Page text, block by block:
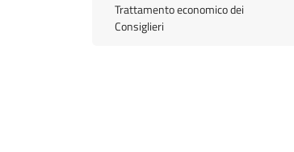
Trattamento economico dei
Consiglieri